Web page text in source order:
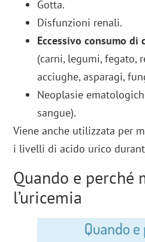
Gotta.
Disfunzioni renali.
Eccessivo consumo
(carni, legumi, fegato,
acciughe, asparagi,
Neoplasie
sangue).
Viene anche utilizzata per
i livelli di acido urico
Quando e perché
l’uricemia